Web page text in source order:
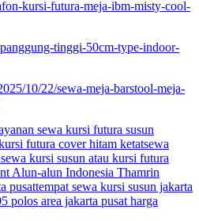
kursi-futura-meja-ibm-misty-cool-
tinggi-50cm-type-indoor-
10/22/sewa-meja-barstool-meja-
sewa kursi futura susun
futura cover hitam ketatsewa
sewa kursi susun atau kursi futura
Alun-alun Indonesia Thamrin
pusattempat sewa kursi susun jakarta